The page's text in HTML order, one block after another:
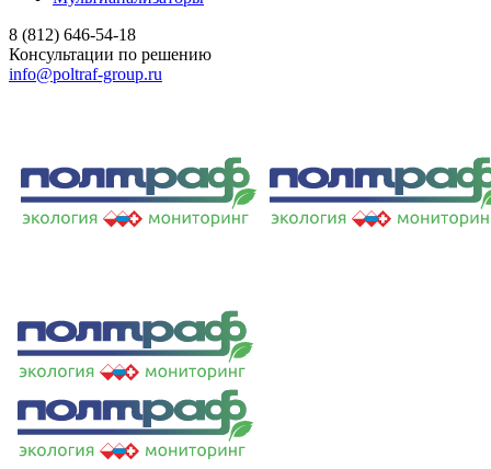
8 (812) 646-54-18
Консультации по решению
info@poltraf-group.ru